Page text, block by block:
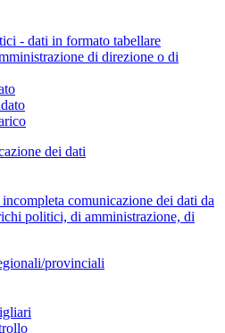
- dati in formato tabellare
di direzione o di
dei dati
comunicazione dei dati da
politici, di amministrazione, di
provinciali